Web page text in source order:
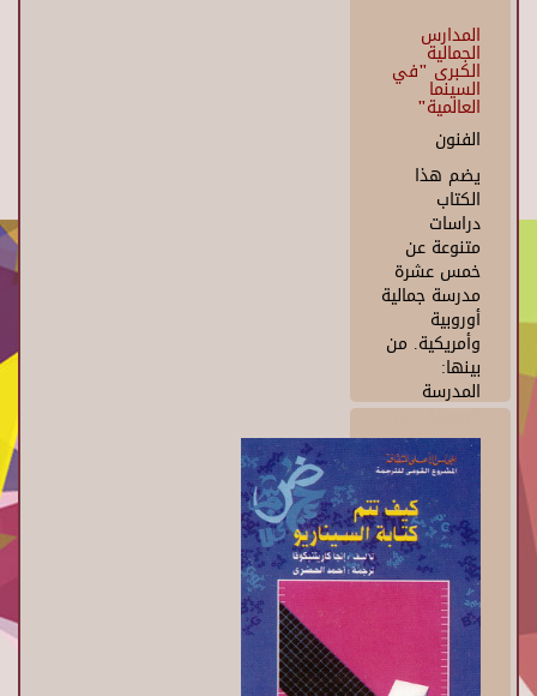
المدارس
الجمالية
الكبرى "في
السينما
العالمية"
الفنون
يضم هذا
الكتاب
دراسات
متنوعة عن
خمس عشرة
مدرسة جمالية
أوروبية
وأمريكية. من
بينها:
المدرسة
الروسية في
العشرينيات.
والواقعية
الشعرية
الفرنسية
والسينما
الحرة
البريطانية،
والواقعية
الجديدة
الإيطالية.
والسينما